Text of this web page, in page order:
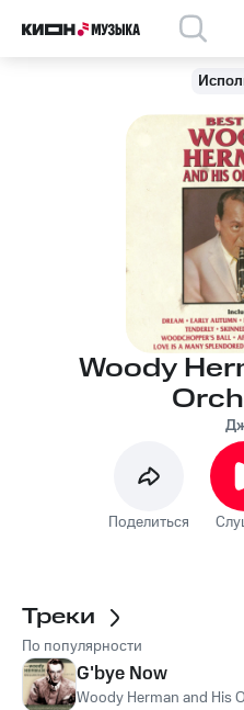
Woody
Поделиться
Треки
По популярности
G'bye Now
Woody Herman and His